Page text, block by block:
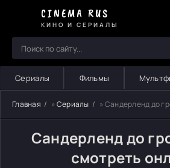
CINEMA RUS
КИНО И СЕРИАЛЫ
Сериалы Фильмы
Главная » Сериалы » Сандерленд до
Сандерленд до
смотреть